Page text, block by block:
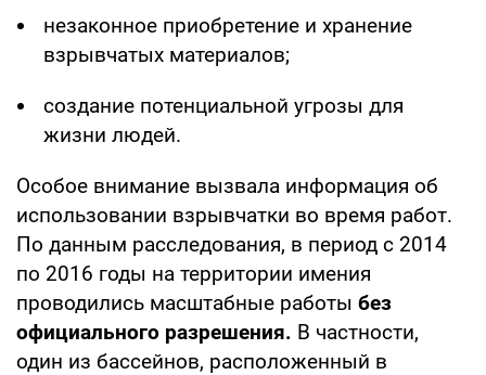
незаконное приобретение и хранение
взрывчатых материалов;
создание потенциальной угрозы для
жизни людей.
Особое внимание вызвала информация об
использовании взрывчатки во время работ.
По данным расследования, в период с 2014
по 2016 годы на территории имения
проводились масштабные работы без
официального разрешения. В частности,
один из бассейнов, расположенный в